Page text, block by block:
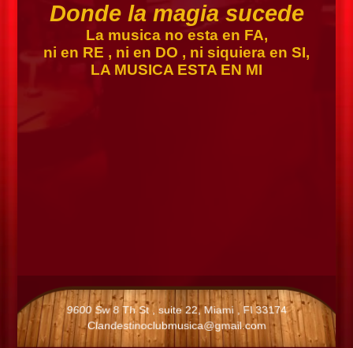
Donde la magia sucede
La musica no esta en FA,
ni en RE , ni en DO , ni siquiera en SI,
LA MUSICA ESTA EN MI
9600 Sw 8 Th St , suite 22, Miami , Fl 33174
Clandestinoclubmusica@gmail.com